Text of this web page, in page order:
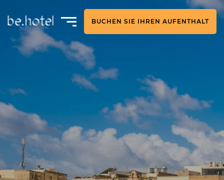
BUCHEN SIE IHREN AUFENTHALT